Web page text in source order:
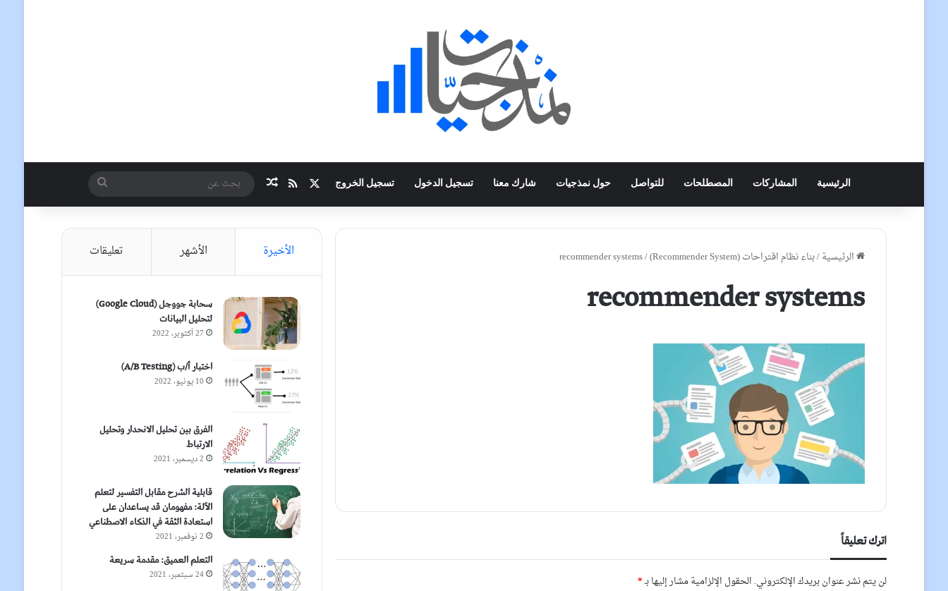
الرئيسية المشاركات المصطلحات للتواصل حول نمذجيات شارك معنا تسجيل الدخول تسجيل الخروج ملخص الموقع RSS
مقال عشوائي
عن
الرئيسية/بناء نظام اقتراحات (Recommender System) /
recommender systems
recommender systems
اترك تعليقاً
لن يتم نشر عنوان بريدك الإلكتروني. الحقول الإلزامية مشار إليها بـ*
الأخيرة الأشهر تعليقات
سحابة جووجل (Google Cloud)
لتحليل البيانات
27 أكتوبر، 2022
اختبار أ/ب (A/B Testing)
10 يونيو، 2022
الفرق بين تحليل الانحدار وتحليل
الارتباط
2 ديسمبر، 2021
قابلية الشرح مقابل التفسير لتعلم
الآلة: مفهومان قد يساعدان على
استعادة الثقة في الذكاء الاصطناعي
2 نوفمبر، 2021
التعلم العميق: مقدمة سريعة
24 سبتمبر، 2021